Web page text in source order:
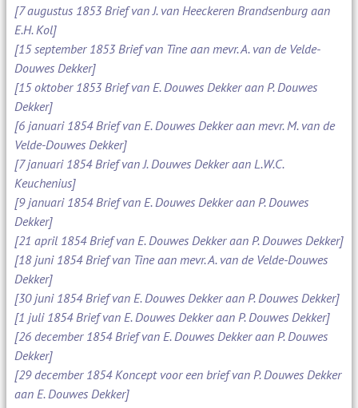
[7 augustus 1853 Brief van J. van Heeckeren Brandsenburg aan
E.H. Kol]
[15 september 1853 Brief van Tine aan mevr. A. van de Velde-
Douwes Dekker]
[15 oktober 1853 Brief van E. Douwes Dekker aan P. Douwes
Dekker]
[6 januari 1854 Brief van E. Douwes Dekker aan mevr. M. van de
Velde-Douwes Dekker]
[7 januari 1854 Brief van J. Douwes Dekker aan L.W.C.
Keuchenius]
[9 januari 1854 Brief van E. Douwes Dekker aan P. Douwes
Dekker]
[21 april 1854 Brief van E. Douwes Dekker aan P. Douwes Dekker]
[18 juni 1854 Brief van Tine aan mevr. A. van de Velde-Douwes
Dekker]
[30 juni 1854 Brief van E. Douwes Dekker aan P. Douwes Dekker]
[1 juli 1854 Brief van E. Douwes Dekker aan P. Douwes Dekker]
[26 december 1854 Brief van E. Douwes Dekker aan P. Douwes
Dekker]
[29 december 1854 Koncept voor een brief van P. Douwes Dekker
aan E. Douwes Dekker]